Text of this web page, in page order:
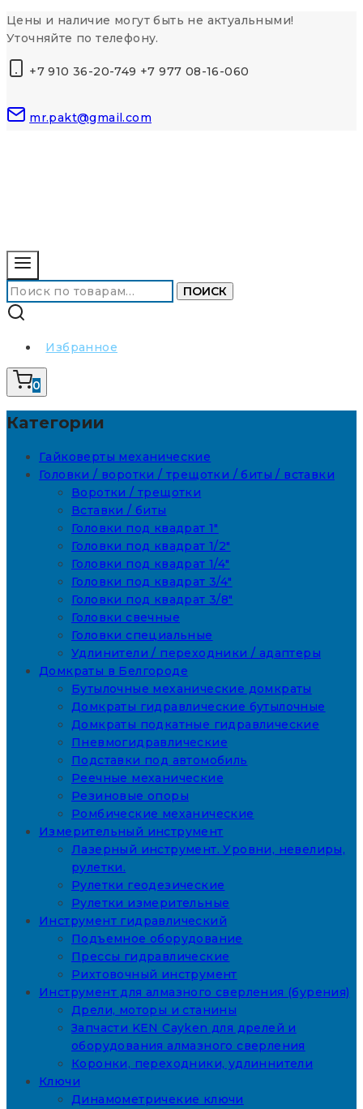
Перейти
к
Цены и наличие могут быть не актуальными!
Уточняйте по телефону.
+7 910 36-20-749 +7 977 08-16-060
mr.pakt@gmail.com
Искать: ПОИСК
Избранное
0
Категории
Гайковерты механические
Головки / воротки / трещотки / биты / вставки
Воротки / трещотки
Вставки / биты
Головки под квадрат 1"
Головки под квадрат 1/2"
Головки под квадрат 1/4"
Головки под квадрат 3/4"
Головки под квадрат 3/8"
Головки свечные
Головки специальные
Удлинители / переходники / адаптеры
Домкраты в Белгороде
Бутылочные механические домкраты
Домкраты гидравлические бутылочные
Домкраты подкатные гидравлические
Пневмогидравлические
Подставки под автомобиль
Реечные механические
Резиновые опоры
Ромбические механические
Измерительный инструмент
Лазерный инструмент. Уровни, невелиры,
рулетки.
Рулетки геодезические
Рулетки измерительные
Инструмент гидравлический
Подъемное оборудование
Прессы гидравлические
Рихтовочный инструмент
Инструмент для алмазного сверления (бурения)
Дрели, моторы и станины
Запчасти KEN Cayken для дрелей и
оборудования алмазного сверления
Коронки, переходники, удлиннители
Ключи
Динамометричекие ключи